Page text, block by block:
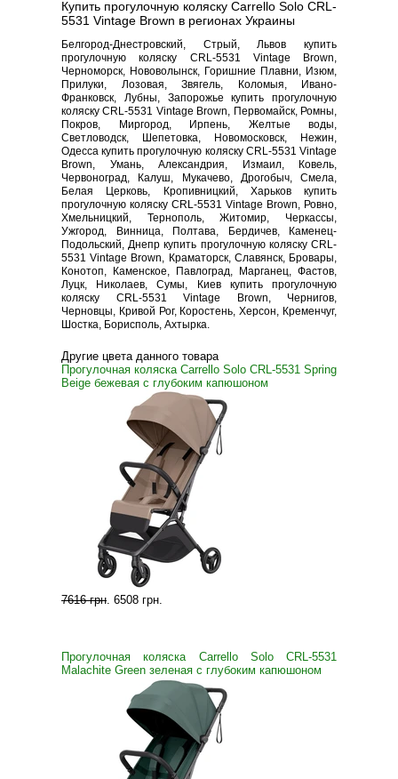
Купить прогулочную коляску Carrello Solo CRL-
5531 Vintage Brown в регионах Украины
Белгород-Днестровский, Стрый, Львов купить
прогулочную коляску CRL-5531 Vintage Brown,
Черноморск, Нововолынск, Горишние Плавни, Изюм,
Прилуки, Лозовая, Звягель, Коломыя, Ивано-
Франковск, Лубны, Запорожье купить прогулочную
коляску CRL-5531 Vintage Brown, Первомайск, Ромны,
Покров, Миргород, Ирпень, Желтые воды,
Светловодск, Шепетовка, Новомосковск, Нежин,
Одесса купить прогулочную коляску CRL-5531 Vintage
Brown, Умань, Александрия, Измаил, Ковель,
Червоноград, Калуш, Мукачево, Дрогобыч, Смела,
Белая Церковь, Кропивницкий, Харьков купить
прогулочную коляску CRL-5531 Vintage Brown, Ровно,
Хмельницкий, Тернополь, Житомир, Черкассы,
Ужгород, Винница, Полтава, Бердичев, Каменец-
Подольский, Днепр купить прогулочную коляску CRL-
5531 Vintage Brown, Краматорск, Славянск, Бровары,
Конотоп, Каменское, Павлоград, Марганец, Фастов,
Луцк, Николаев, Сумы, Киев купить прогулочную
коляску CRL-5531 Vintage Brown, Чернигов,
Черновцы, Кривой Рог, Коростень, Херсон, Кременчуг,
Шостка, Борисполь, Ахтырка.
Другие цвета данного товара
Прогулочная коляска Carrello Solo CRL-5531 Spring
Beige бежевая с глубоким капюшоном
7616 грн. 6508 грн.
Прогулочная коляска Carrello Solo CRL-5531
Malachite Green зеленая с глубоким капюшоном